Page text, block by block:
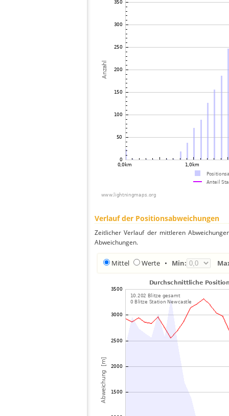
Verlauf der Positionsabweichungen
Zeitlicher Verlauf der mittleren
Abweichungen.
Mittel Werte • Min: